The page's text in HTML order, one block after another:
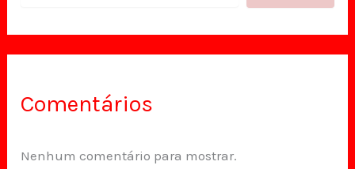
Comentários
Nenhum comentário para mostrar.